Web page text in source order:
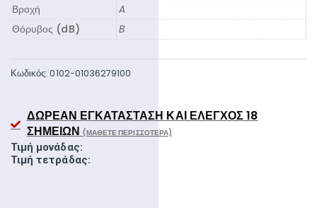
Βροχή
A
Θόρυβος (dB)
B
Κωδικός:0102-01036279100
ΔΩΡΕΆΝ ΕΓΚΑΤΆΣΤΑΣΗ ΚΑΙ ΈΛΕΓΧΟΣ 18
ΣΗΜΕΊΩΝ (ΜΆΘΕΤΕ ΠΕΡΙΣΣΌΤΕΡΑ)
Τιμή μονάδας:
Τιμή τετράδας: